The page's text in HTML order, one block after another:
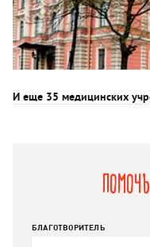
И еще 35 медицинских
БЛАГОТВОРИТЕЛЬ